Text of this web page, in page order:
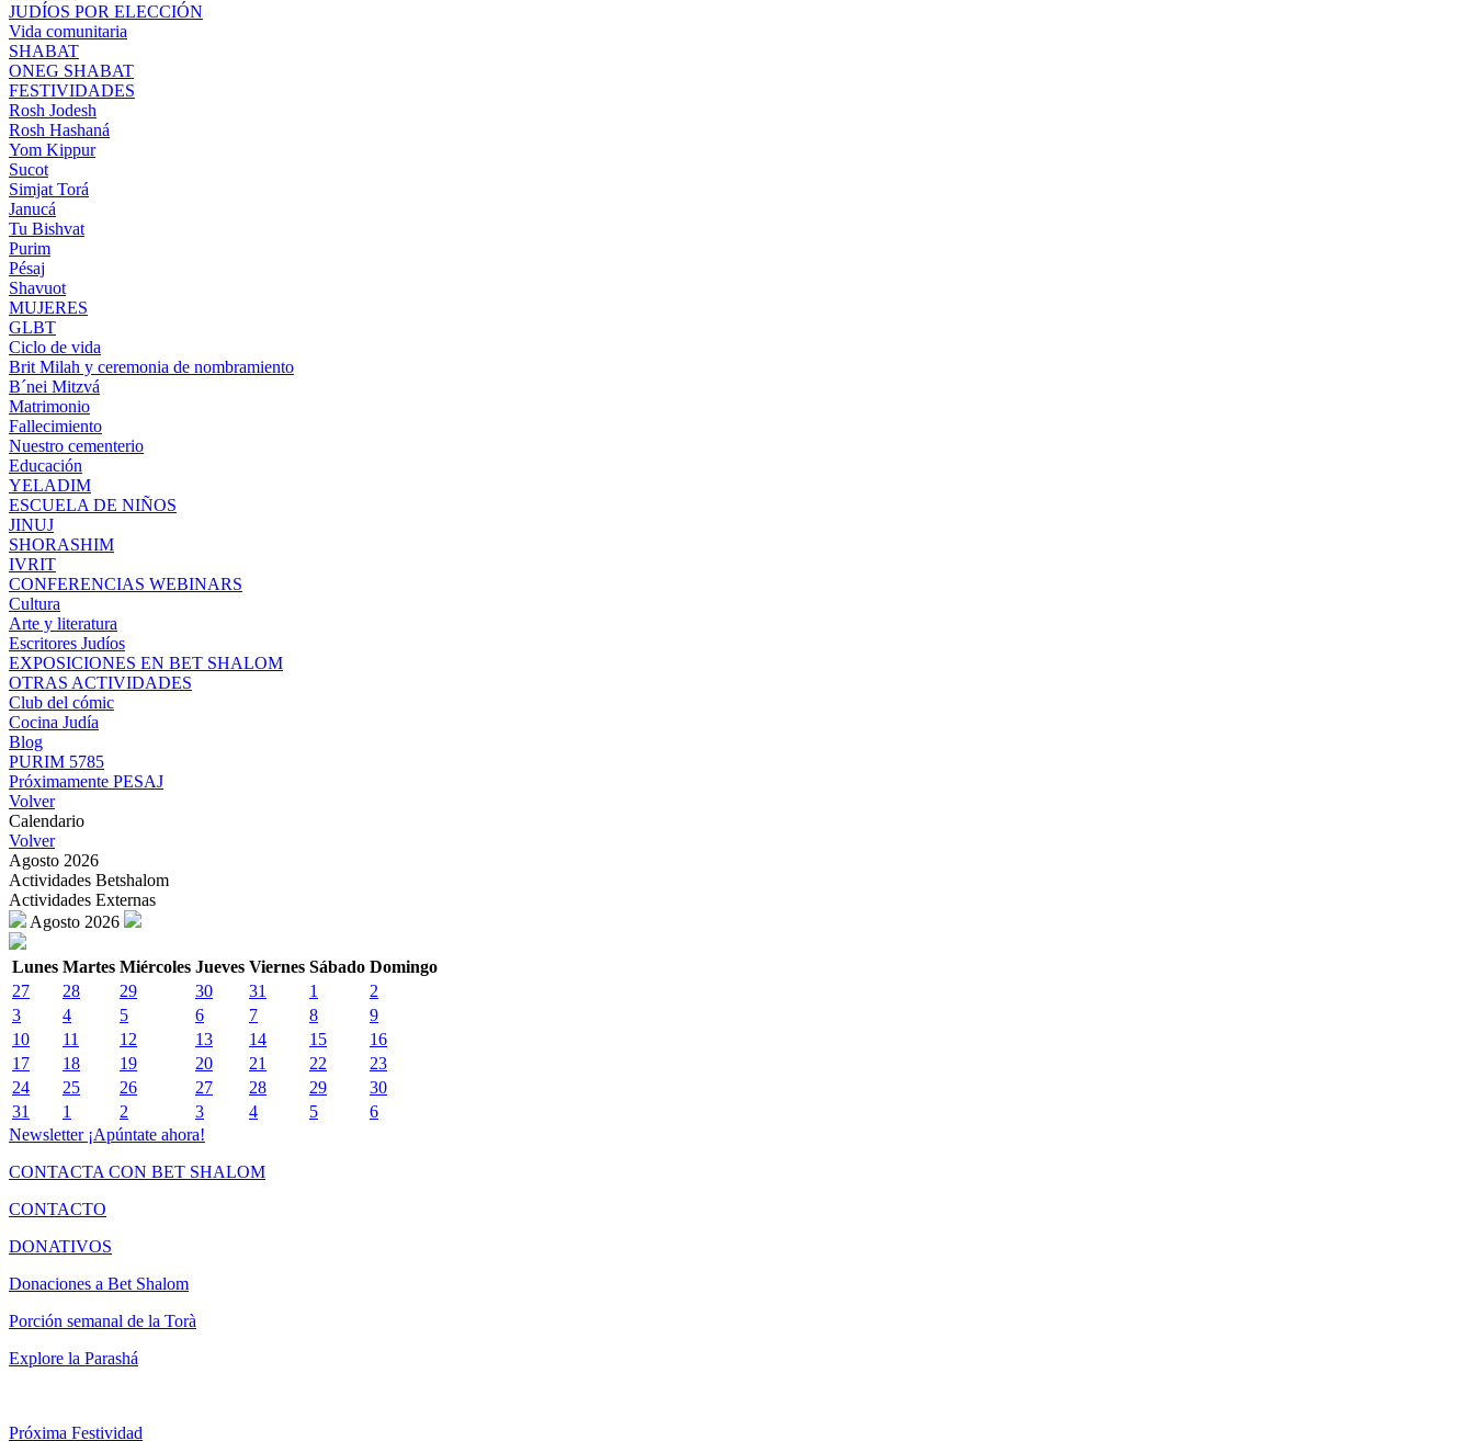
JUDÍOS POR ELECCIÓN
Vida comunitaria
SHABAT
ONEG SHABAT
FESTIVIDADES
Rosh Jodesh
Rosh Hashaná
Yom Kippur
Sucot
Simjat Torá
Janucá
Tu Bishvat
Purim
Pésaj
Shavuot
MUJERES
GLBT
Ciclo de vida
Brit Milah y ceremonia de nombramiento
B´nei Mitzvá
Matrimonio
Fallecimiento
Nuestro cementerio
Educación
YELADIM
ESCUELA DE NIÑOS
JINUJ
SHORASHIM
IVRIT
CONFERENCIAS WEBINARS
Cultura
Arte y literatura
Escritores Judíos
EXPOSICIONES EN BET SHALOM
OTRAS ACTIVIDADES
Club del cómic
Cocina Judía
Blog
PURIM 5785
Próximamente PESAJ
Volver
Calendario
Volver
Agosto 2026
Actividades Betshalom
Actividades Externas
Agosto 2026
Lunes Martes Miércoles Jueves Viernes Sábado Domingo
27
28 29 30 31 1
2
3
4 5 6 7 8
9
10
11 12 13 14 15
16
17
18 19 20 21 22
23
24
25 26 27 28 29
30
31
1 2 3 4 5
6
Newsletter ¡Apúntate ahora!
CONTACTA CON BET SHALOM
CONTACTO
DONATIVOS
Donaciones a Bet Shalom
Porción semanal de la Torà
Explore la Parashá
Próxima Festividad